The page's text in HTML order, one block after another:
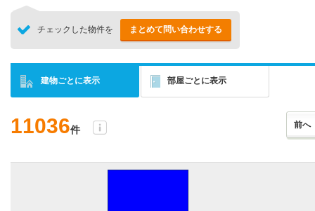
チェックした物件を まとめて問い合わせする
建物ごとに表示 部屋ごとに表示
11036件 前へ